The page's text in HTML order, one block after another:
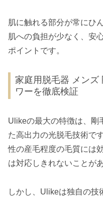
肌に触れる部分が常にひ
肌への負担が少なく、安
ポイントです。
家庭用脱毛器 メン
ワーを徹底検証
Ulikeの最大の特徴は、剛
た高出力の光脱毛技術で
性の産毛程度の毛質には
は対応しきれないことが
しかし、Ulikeは独自の技